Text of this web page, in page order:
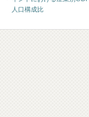
人口構成比